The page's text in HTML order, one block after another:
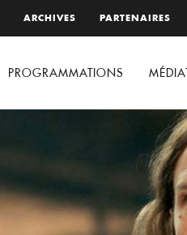
ARCHIVES PARTENAIRES
PROGRAMMATIONS